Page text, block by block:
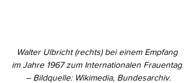
Walter Ulbricht (rechts) bei einem Empfang
im Jahre 1967 zum Internationalen Frauentag
– Bildquelle: Wikimedia, Bundesarchiv.